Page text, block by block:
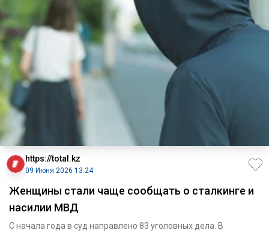
https://total.kz
09 Июня 2026 13:24
Женщины стали чаще сообщать о сталкинге и
насилии МВД
С начала года в суд направлено 83 уголовных дела. В